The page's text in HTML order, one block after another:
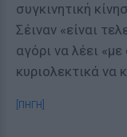
συγκινητική
Σέιναν «είναι
αγόρι να λέει
κυριολεκτικά
[ΠΗΓΗ]